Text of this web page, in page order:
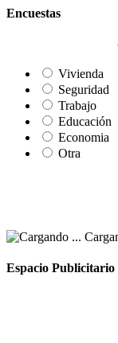
Encuestas
Vivienda
Seguridad
Trabajo
Educación
Economia
Otra
Espacio Publicitario